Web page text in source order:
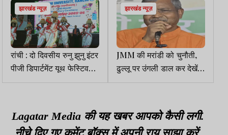
झारखंड न्यूज़
रांची : दो दिवसीय रुनु झुनु इंटर
पीजी डिपार्टमेंट यूथ फेस्टिवल
संपन्न
झारखंड न्यूज़
JMM की मरांडी को चुनौती,
ढुल्लू पर उंगली डाल कर देखें,
आपकी कुर्सी खत्म हो जायेगी
Lagatar Media की यह खबर आपको कैसी लगी.